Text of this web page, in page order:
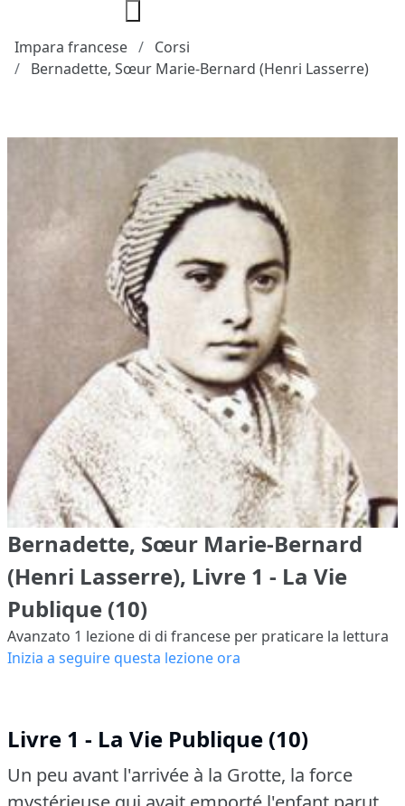
Impara francese
Corsi
Bernadette, Sœur Marie-Bernard (Henri Lasserre)
Bernadette, Sœur Marie-Bernard
(Henri Lasserre), Livre 1 - La Vie
Publique (10)
Avanzato 1 lezione di di francese per praticare la lettura
Inizia a seguire questa lezione ora
Livre 1 - La Vie Publique (10)
Un peu avant l'arrivée à la Grotte, la force